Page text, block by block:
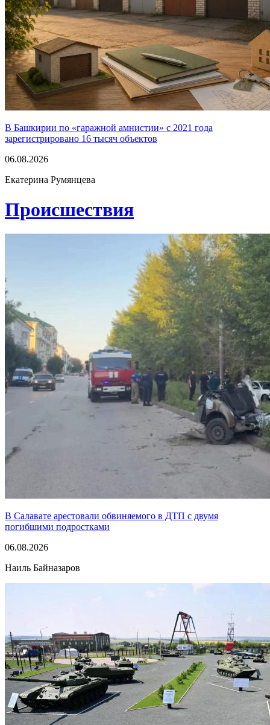
В Башкирии по «гаражной амнистии» с 2021 года
зарегистрировано 16 тысяч объектов
06.08.2026
Екатерина Румянцева
Проиcшествия
В Салавате арестовали обвиняемого в ДТП с двумя
погибшими подростками
06.08.2026
Наиль Байназаров